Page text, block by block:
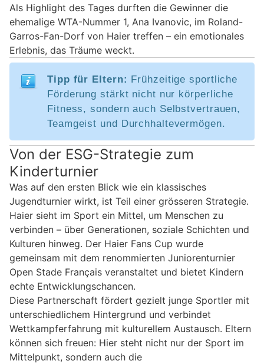
Als Highlight des Tages durften die Gewinner die
ehemalige WTA-Nummer 1, Ana Ivanovic, im Roland-
Garros-Fan-Dorf von Haier treffen – ein emotionales
Erlebnis, das Träume weckt.
Tipp für Eltern: Frühzeitige sportliche
Förderung stärkt nicht nur körperliche
Fitness, sondern auch Selbstvertrauen,
Teamgeist und Durchhaltevermögen.
Von der ESG-Strategie zum
Kinderturnier
Was auf den ersten Blick wie ein klassisches
Jugendturnier wirkt, ist Teil einer grösseren Strategie.
Haier sieht im Sport ein Mittel, um Menschen zu
verbinden – über Generationen, soziale Schichten und
Kulturen hinweg. Der Haier Fans Cup wurde
gemeinsam mit dem renommierten Juniorenturnier
Open Stade Français veranstaltet und bietet Kindern
echte Entwicklungschancen.
Diese Partnerschaft fördert gezielt junge Sportler mit
unterschiedlichem Hintergrund und verbindet
Wettkampferfahrung mit kulturellem Austausch. Eltern
können sich freuen: Hier steht nicht nur der Sport im
Mittelpunkt, sondern auch die